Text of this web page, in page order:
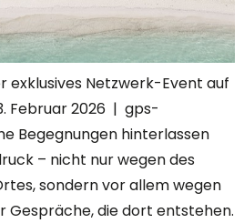
exklusives Netzwerk-Event auf
Februar 2026 | gps-
Begegnungen hinterlassen
– nicht nur wegen des
sondern vor allem wegen
Gespräche, die dort entstehen.